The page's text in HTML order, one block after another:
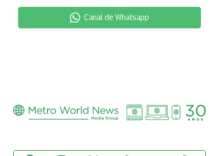
Canal de Whatsapp